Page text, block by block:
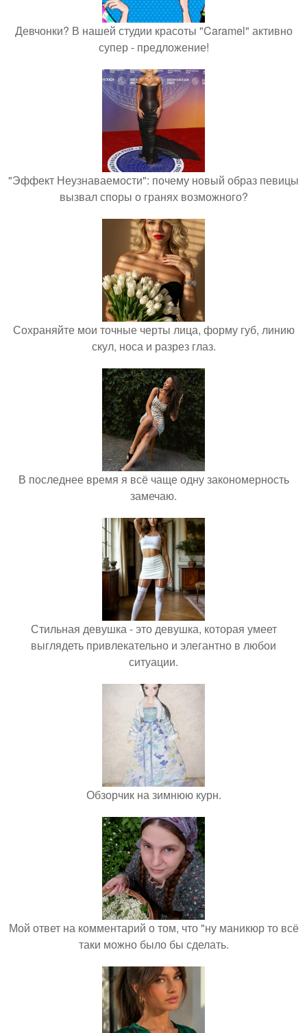
Девчонки? В нашей студии красоты "Caramel" активно
супер - предложение!
"Эффект Неузнаваемости": почему новый образ певицы
вызвал споры о гранях возможного?
Сохраняйте мои точные черты лица, форму губ, линию
скул, носа и разрез глаз.
В последнее время я всё чаще одну закономерность
замечаю.
Стильная девушка - это девушка, которая умеет
выглядеть привлекательно и элегантно в любои
ситуации.
Обзорчик на зимнюю курн.
Мой ответ на комментарий о том, что "ну маникюр то всё
таки можно было бы сделать.